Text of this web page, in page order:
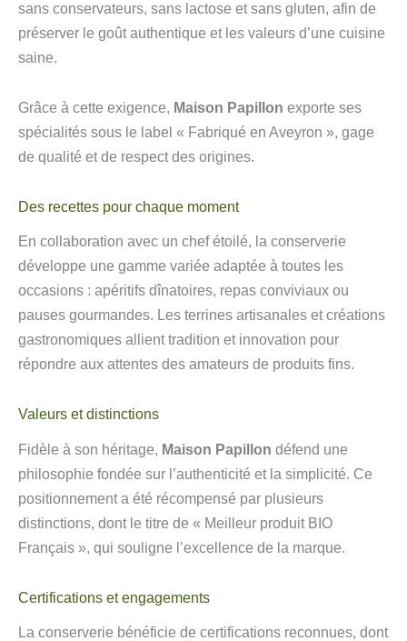
sans conservateurs, sans lactose et sans gluten, afin de
préserver le goût authentique et les valeurs d’une cuisine
saine.
Grâce à cette exigence, Maison Papillon exporte ses
spécialités sous le label « Fabriqué en Aveyron », gage
de qualité et de respect des origines.
Des recettes pour chaque moment
En collaboration avec un chef étoilé, la conserverie
développe une gamme variée adaptée à toutes les
occasions : apéritifs dînatoires, repas conviviaux ou
pauses gourmandes. Les terrines artisanales et créations
gastronomiques allient tradition et innovation pour
répondre aux attentes des amateurs de produits fins.
Valeurs et distinctions
Fidèle à son héritage, Maison Papillon défend une
philosophie fondée sur l’authenticité et la simplicité. Ce
positionnement a été récompensé par plusieurs
distinctions, dont le titre de « Meilleur produit BIO
Français », qui souligne l’excellence de la marque.
Certifications et engagements
La conserverie bénéficie de certifications reconnues, dont